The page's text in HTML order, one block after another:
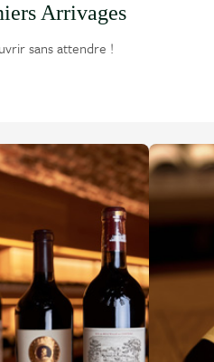
Arrivages
sans attendre !